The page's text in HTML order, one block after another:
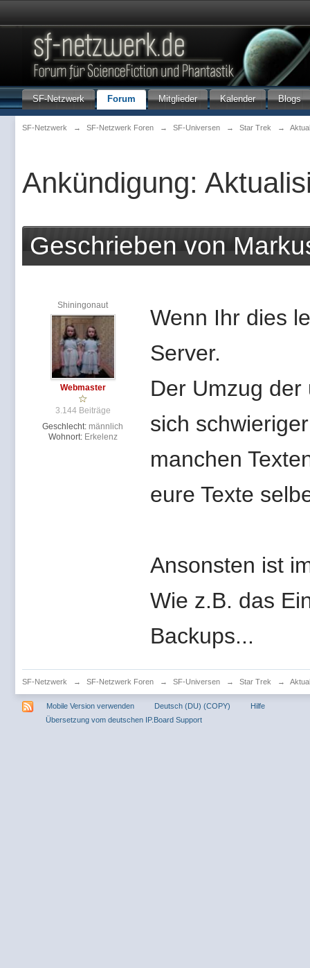
SF-Netzwerk Forum Mitglieder Kalender Blogs
SF-Netzwerk → SF-Netzwerk Foren → SF-Universen → Star Trek →
Ankündigung:
Geschrieben von
Shiningonaut
Webmaster
3.144 Beiträge
Geschlecht: männlich
Wohnort: Erkelenz
Wenn Ihr dies
Server.
Der Umzug
sich
manchen
eure Texte
Ansonsten ist
Wie z.B. das
Backups...
SF-Netzwerk → SF-Netzwerk Foren → SF-Universen → Star Trek →
Mobile Version verwenden Deutsch (DU) (COPY)
Hilfe
Übersetzung vom deutschen IP.Board Support